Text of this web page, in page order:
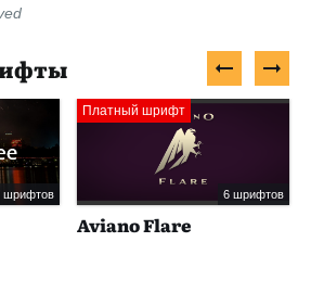
шрифтов
Платный шрифт
6 шрифтов
Aviano Flare